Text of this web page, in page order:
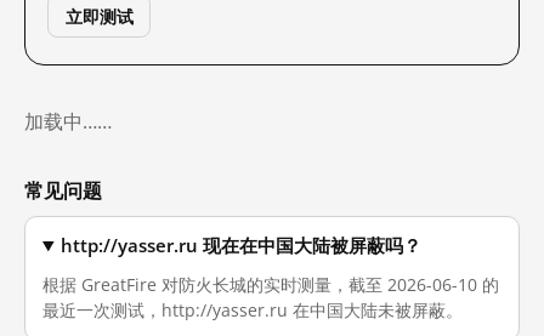
立即测试
加载中……
常见问题
http://yasser.ru 现在在中国大陆被屏蔽吗？
根据 GreatFire 对防火长城的实时测量，截至 2026-06-10 的
最近一次测试，http://yasser.ru 在中国大陆未被屏蔽。